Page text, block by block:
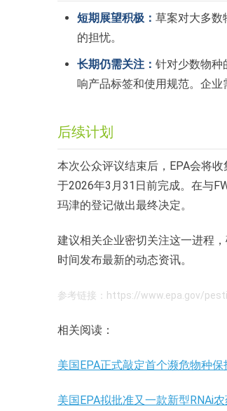
短期展望积极： 草案对大多数
的担忧。
长期仍需关注： 针对少数物种
响产品标签和使用规范。企业
后续计划
本次公众评议结束后，EPA会将
于2026年3月31日前完成。在与
玛津的登记做出最终决定。
建议相关企业密切关注这一进程
时间发布最新的动态资讯。
参考链接：https://www.epa.gov/
相关阅读：
美国EPA正式敲定首个濒危物种
美国EPA拟批准又一款新型RNAi